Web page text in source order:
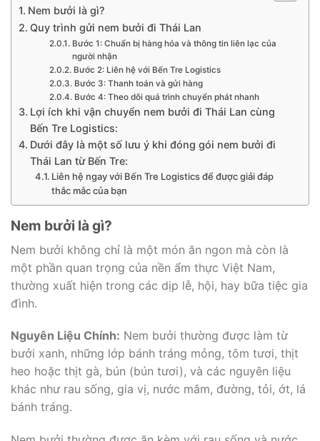
Nem bưởi là gì?
Quy trình gửi nem bưởi đi Thái Lan
Bước 1: Chuẩn bị hàng hóa và thông tin liên lạc của
người nhận
Bước 2: Liên hệ với Bến Tre Logistics
Bước 3: Thanh toán và gửi hàng
Bước 4: Theo dõi quá trình chuyển phát nhanh
Lợi ích khi vận chuyển nem bưởi đi Thái Lan cùng
Bến Tre Logistics:
Dưới đây là một số lưu ý khi đóng gói nem bưởi đi
Thái Lan từ Bến Tre:
Liên hệ ngay với Bến Tre Logistics để được giải đáp
thắc mắc của bạn
Nem bưởi là gì?
Nem bưởi không chỉ là một món ăn ngon mà còn là
một phần quan trọng của nền ẩm thực Việt Nam,
thường xuất hiện trong các dịp lễ, hội, hay bữa tiệc gia
đình.
Nguyên Liệu Chính: Nem bưởi thường được làm từ
bưởi xanh, những lớp bánh tráng mỏng, tôm tươi, thịt
heo hoặc thịt gà, bún (bún tươi), và các nguyên liệu
khác như rau sống, gia vị, nước mắm, đường, tỏi, ớt, lá
bánh tráng.